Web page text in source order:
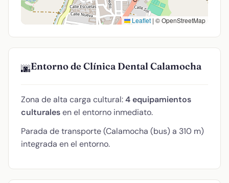
Leaflet | © OpenStreetMap
🌆Entorno de Clínica Dental Calamocha
Zona de alta carga cultural:4 equipamientos
culturalesen el entorno inmediato.
Parada de transporte (Calamocha (bus) a 310 m)
integrada en el entorno.